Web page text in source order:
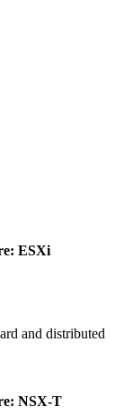
ESXi
and distributed
NSX-T